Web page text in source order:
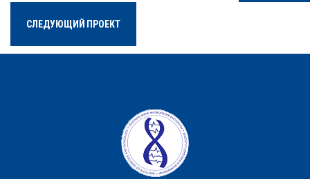
СЛЕДУЮЩИЙ ПРОЕКТ